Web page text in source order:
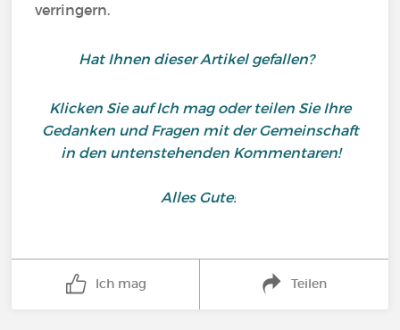
verringern.
Hat Ihnen dieser Artikel gefallen?
Klicken Sie auf Ich mag oder teilen Sie Ihre
Gedanken und Fragen mit der Gemeinschaft
in den untenstehenden Kommentaren!
Alles Gute!
Ich mag Teilen